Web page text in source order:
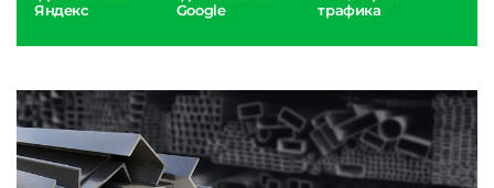
Яндекс
Google
трафика